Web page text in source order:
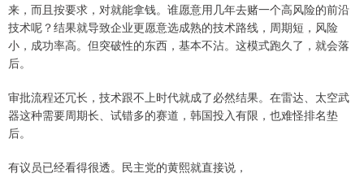
来，而且按要求，对就能拿钱。谁愿意用几年去赌一个高风险的前沿
技术呢？结果就导致企业更愿意选成熟的技术路线，周期短，风险
小，成功率高。但突破性的东西，基本不沾。这模式跑久了，就会落
后。
审批流程还冗长，技术跟不上时代就成了必然结果。在雷达、太空武
器这种需要周期长、试错多的赛道，韩国投入有限，也难怪排名垫
后。
有议员已经看得很透。民主党的黄熙就直接说，